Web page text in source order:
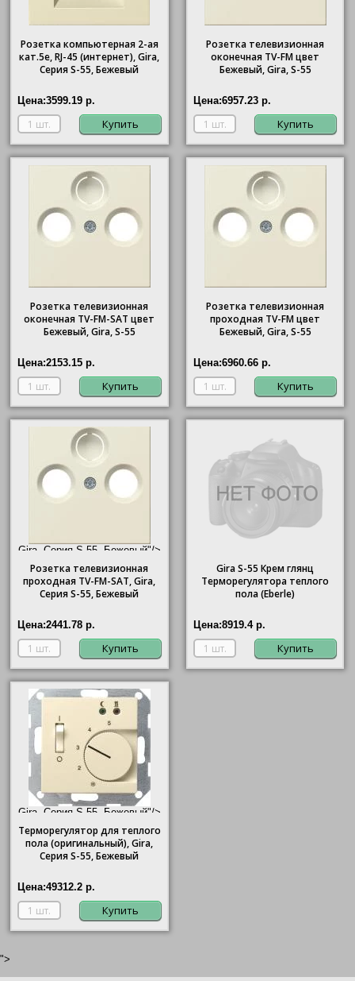
Розетка компьютерная 2-ая
кат.5е, RJ-45 (интернет), Gira,
Серия S-55, Бежевый
Цена:3599.19 р.
Купить
Розетка телевизионная
оконечная ТV-FМ цвет
Бежевый, Gira, S-55
Цена:6957.23 р.
Купить
Розетка телевизионная
оконечная ТV-FМ-SАТ цвет
Бежевый, Gira, S-55
Цена:2153.15 р.
Купить
Розетка телевизионная
проходная ТV-FМ цвет
Бежевый, Gira, S-55
Цена:6960.66 р.
Купить
Gira, Серия S-55, Бежевый"/>
Розетка телевизионная
проходная ТV-FМ-SАТ,Gira,
Серия S-55, Бежевый
Цена:2441.78 р.
Купить
GiraS-55 Крем глянц
Терморегулятора теплого
пола (Eberle)
Цена:8919.4 р.
Купить
Gira, Серия S-55, Бежевый"/>
Терморегулятор для теплого
пола (оригинальный),Gira,
Серия S-55, Бежевый
Цена:49312.2 р.
Купить
">